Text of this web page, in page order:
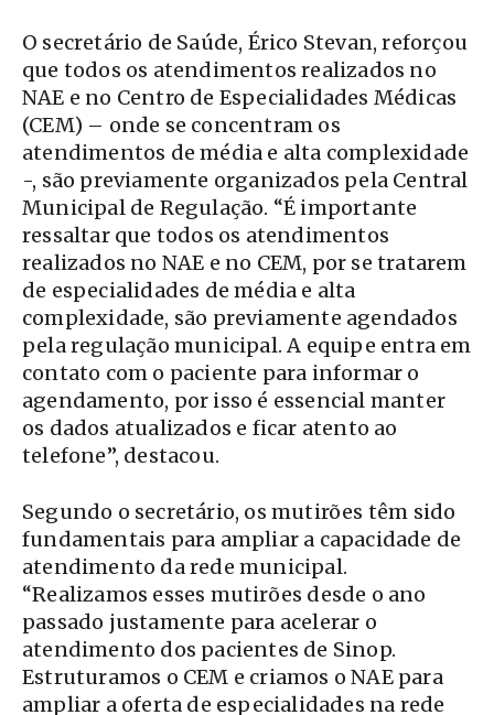
O secretário de Saúde, Érico Stevan, reforçou
que todos os atendimentos realizados no
NAE e no Centro de Especialidades Médicas
(CEM) – onde se concentram os
atendimentos de média e alta complexidade
-, são previamente organizados pela Central
Municipal de Regulação. “É importante
ressaltar que todos os atendimentos
realizados no NAE e no CEM, por se tratarem
de especialidades de média e alta
complexidade, são previamente agendados
pela regulação municipal. A equipe entra em
contato com o paciente para informar o
agendamento, por isso é essencial manter
os dados atualizados e ficar atento ao
telefone”, destacou.
Segundo o secretário, os mutirões têm sido
fundamentais para ampliar a capacidade de
atendimento da rede municipal.
“Realizamos esses mutirões desde o ano
passado justamente para acelerar o
atendimento dos pacientes de Sinop.
Estruturamos o CEM e criamos o NAE para
ampliar a oferta de especialidades na rede